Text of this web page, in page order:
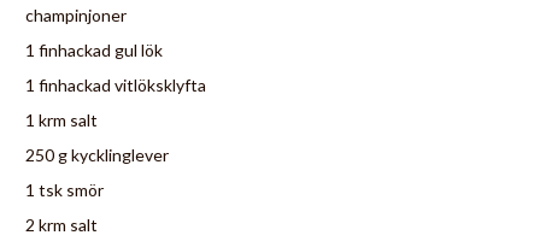
champinjoner
1 finhackad gul lök
1 finhackad vitlöksklyfta
1 krm salt
250 g kycklinglever
1 tsk smör
2 krm salt